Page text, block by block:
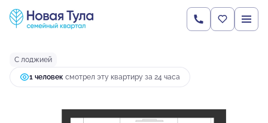
1-комнатная36.38 м 4 862 501 руб.
Ипотекаот 18 667 руб.
С лоджией
1 человек смотрел эту квартиру за 24 часа